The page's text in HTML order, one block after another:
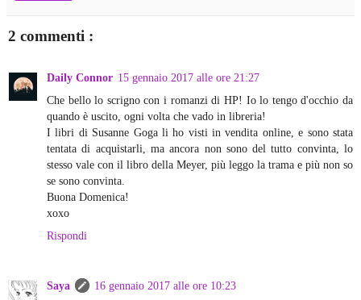
2 commenti :
Daily Connor 15 gennaio 2017 alle ore 21:27
Che bello lo scrigno con i romanzi di HP! Io lo tengo d'occhio da
quando è uscito, ogni volta che vado in libreria!
I libri di Susanne Goga li ho visti in vendita online, e sono stata
tentata di acquistarli, ma ancora non sono del tutto convinta, lo
stesso vale con il libro della Meyer, più leggo la trama e più non so
se sono convinta.
Buona Domenica!
xoxo
Rispondi
Saya
16 gennaio 2017 alle ore 10:23